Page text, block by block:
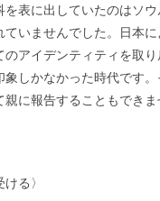
表に出していたのはソ
いませんでした。日本
アイデンティティを取
しかなかった時代です
に報告することもできま
る〉